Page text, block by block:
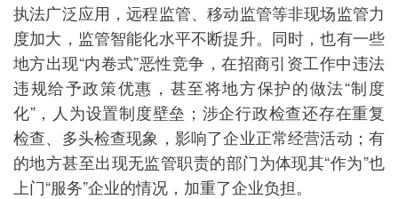
执法广泛应用，远程监管、移动监管等非现场监管力
度加大，监管智能化水平不断提升。同时，也有一些
地方出现“内卷式”恶性竞争，在招商引资工作中违法
违规给予政策优惠，甚至将地方保护的做法“制度
化”，人为设置制度壁垒；涉企行政检查还存在重复
检查、多头检查现象，影响了企业正常经营活动；有
的地方甚至出现无监管职责的部门为体现其“作为”也
上门“服务”企业的情况，加重了企业负担。